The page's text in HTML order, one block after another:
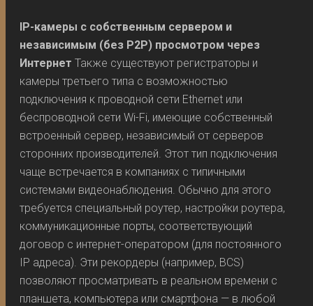
IP-камеры с собственным сервером и
независимым (без P2P) просмотром через
Интернет Также существуют регистраторы и
камеры третьего типа с возможностью
подключения к проводной сети Ethernet или
беспроводной сети Wi-Fi, имеющие собственный
встроенный сервер, независимый от серверов
сторонних производителей. Этот тип подключения
чаще встречается в компаниях с типичными
системами видеонаблюдения. Обычно для этого
требуется специальный роутер, настройки роутера,
коммуникационные порты, соответствующий
договор с интернет-оператором (для постоянного
IP адреса). Эти рекордеры (например, BCS)
позволяют просматривать в реальном времени с
планшета, компьютера или смартфона — в любой